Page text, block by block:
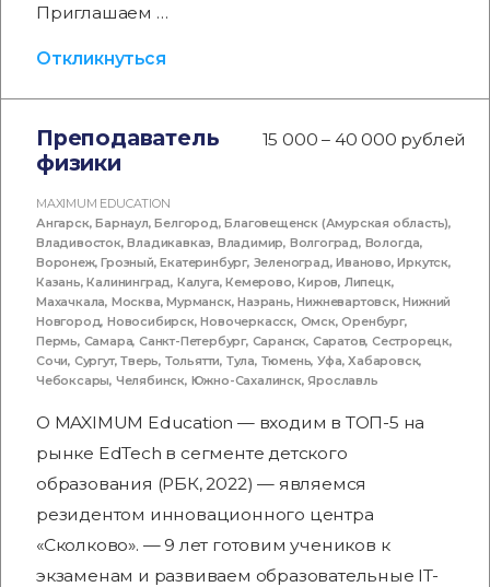
Приглашаем …
Откликнуться
Преподаватель
физики
15 000 – 40 000 рублей
MAXIMUM EDUCATION
Ангарск,Барнаул,Белгород,Благовещенск (Амурская область),
Владивосток,Владикавказ, Владимир, Волгоград, Вологда,
Воронеж,Грозный,Екатеринбург, Зеленоград,Иваново,Иркутск,
Казань,Калининград, Калуга,Кемерово,Киров, Липецк,
Махачкала, Москва,Мурманск,Назрань,Нижневартовск,Нижний
Новгород,Новосибирск,Новочеркасск, Омск,Оренбург,
Пермь, Самара,Санкт-Петербург, Саранск, Саратов,Сестрорецк,
Сочи, Сургут,Тверь, Тольятти, Тула, Тюмень,Уфа,Хабаровск,
Чебоксары, Челябинск, Южно-Сахалинск,Ярославль
О MAXIMUM Education — входим в ТОП-5 на
рынке EdTech в сегменте детского
образования (РБК, 2022) — являемся
резидентом инновационного центра
«Сколково». — 9 лет готовим учеников к
экзаменам и развиваем образовательные IT-